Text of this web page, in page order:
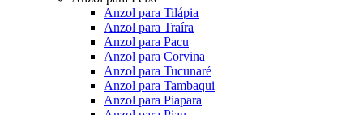
Anzol para Tilápia
Anzol para Traíra
Anzol para Pacu
Anzol para Corvina
Anzol para Tucunaré
Anzol para Tambaqui
Anzol para Piapara